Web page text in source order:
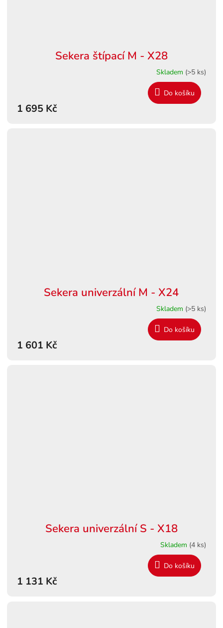
Sekera štípací M - X28
Skladem (>5 ks)
1 695 Kč
Do košíku
Sekera univerzální M - X24
Skladem (>5 ks)
1 601 Kč
Do košíku
Sekera univerzální S - X18
Skladem (4 ks)
1 131 Kč
Do košíku